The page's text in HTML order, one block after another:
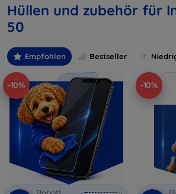
Hüllen und zubehör für
50
Empfohlen Bestseller
-10% -10%